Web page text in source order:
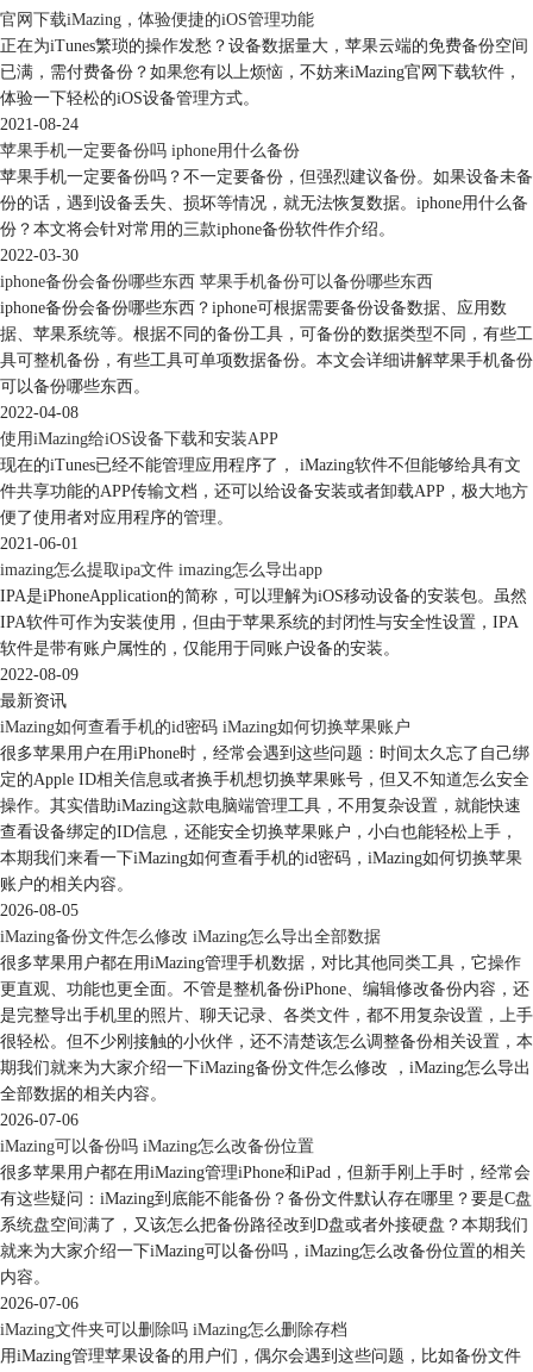
图4：快速传输功能
待弹出快速传输面板后，将上述导出的电子书文件拖放入图5所示的方框
中
图5：拖放文件
iMazing会根据拖放入的文件提供可传输的应用程序选项，在本例设备
中，仅iBooks可兼容epub文件，因此，仅出现iBooks选项。
选择iBooks应用后，点击右下角的“传输”。
图6：选择应用
iMazing会自动完成电子书文件的导入，待出现如图7所示的成功导入提
示，即表示文件已
恢复成功。
最后打开手机上的iBooks应用，确认电子书文件已成功导入，即可完成操
作。
官网下载iMazing，体验便捷的iOS管理功能
正在为iTunes繁琐的操作发愁？设备数据量大，苹果云端的免费备份空间
已满，需付费备份？如果您有以上烦恼，不妨来iMazing官网下载软件，
体验一下轻松的iOS设备管理方式。
2021-08-24
苹果手机一定要备份吗 iphone用什么备份
苹果手机一定要备份吗？不一定要备份，但强烈建议备份。如果设备未备
份的话，遇到设备丢失、损坏等情况，就无法恢复数据。iphone用什么备
份？本文将会针对常用的三款iphone备份软件作介绍。
2022-03-30
iphone备份会备份哪些东西 苹果手机备份可以备份哪些东西
iphone备份会备份哪些东西？iphone可根据需要备份设备数据、应用数
据、苹果系统等。根据不同的备份工具，可备份的数据类型不同，有些工
具可整机备份，有些工具可单项数据备份。本文会详细讲解苹果手机备份
可以备份哪些东西。
2022-04-08
使用iMazing给iOS设备下载和安装APP
现在的iTunes已经不能管理应用程序了， iMazing软件不但能够给具有文
件共享功能的APP传输文档，还可以给设备安装或者卸载APP，极大地方
便了使用者对应用程序的管理。
2021-06-01
imazing怎么提取ipa文件 imazing怎么导出app
IPA是iPhoneApplication的简称，可以理解为iOS移动设备的安装包。虽然
IPA软件可作为安装使用，但由于苹果系统的封闭性与安全性设置，IPA
软件是带有账户属性的，仅能用于同账户设备的安装。
2022-08-09
最新资讯
iMazing如何查看手机的id密码 iMazing如何切换苹果账户
很多苹果用户在用iPhone时，经常会遇到这些问题：时间太久忘了自己绑
定的Apple ID相关信息或者换手机想切换苹果账号，但又不知道怎么安全
操作。其实借助iMazing这款电脑端管理工具，不用复杂设置，就能快速
查看设备绑定的ID信息，还能安全切换苹果账户，小白也能轻松上手，
本期我们来看一下iMazing如何查看手机的id密码，iMazing如何切换苹果
账户的相关内容。
2026-08-05
iMazing备份文件怎么修改 iMazing怎么导出全部数据
很多苹果用户都在用iMazing管理手机数据，对比其他同类工具，它操作
更直观、功能也更全面。不管是整机备份iPhone、编辑修改备份内容，还
是完整导出手机里的照片、聊天记录、各类文件，都不用复杂设置，上手
很轻松。但不少刚接触的小伙伴，还不清楚该怎么调整备份相关设置，本
期我们就来为大家介绍一下iMazing备份文件怎么修改 ，iMazing怎么导出
全部数据的相关内容。
2026-07-06
iMazing可以备份吗 iMazing怎么改备份位置
很多苹果用户都在用iMazing管理iPhone和iPad，但新手刚上手时，经常会
有这些疑问：iMazing到底能不能备份？备份文件默认存在哪里？要是C盘
系统盘空间满了，又该怎么把备份路径改到D盘或者外接硬盘？本期我们
就来为大家介绍一下iMazing可以备份吗，iMazing怎么改备份位置的相关
内容。
2026-07-06
iMazing文件夹可以删除吗 iMazing怎么删除存档
用iMazing管理苹果设备的用户们，偶尔会遇到这些问题，比如备份文件